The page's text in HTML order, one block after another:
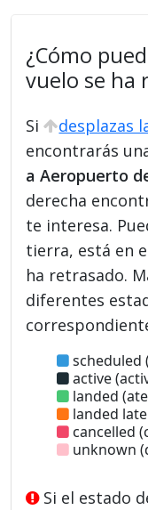
¿Cómo
vuelo se ha
Si
desplazas
encontrarás
a Aeropuerto
derecha
te interesa.
tierra, está en
ha retrasado.
diferentes
scheduled
active
landed
landed
cancelled
unknown
Si el estado